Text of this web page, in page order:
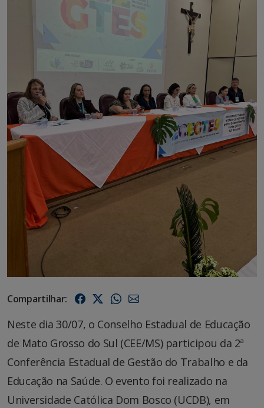
Compartilhar:
Neste dia 30/07, o Conselho Estadual de Educação
de Mato Grosso do Sul (CEE/MS) participou da 2ª
Conferência Estadual de Gestão do Trabalho e da
Educação na Saúde. O evento foi realizado na
Universidade Católica Dom Bosco (UCDB), em